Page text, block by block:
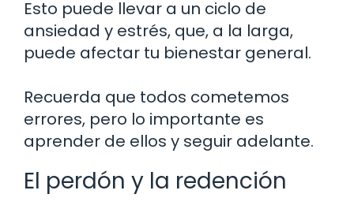
Esto puede llevar a un ciclo de
ansiedad y estrés, que, a la larga,
puede afectar tu bienestar general.
Recuerda que todos cometemos
errores, pero lo importante es
aprender de ellos y seguir adelante.
El perdón y la redención